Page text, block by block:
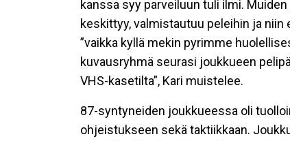
kanssa syy parveiluun tuli ilmi.
keskittyy, valmistautuu peleihin ja niin
”vaikka kyllä mekin pyrimme
kuvausryhmä seurasi joukkueen
VHS-kasetilta”, Kari muistelee.
87-syntyneiden joukkueessa oli
ohjeistukseen sekä taktiikkaan.